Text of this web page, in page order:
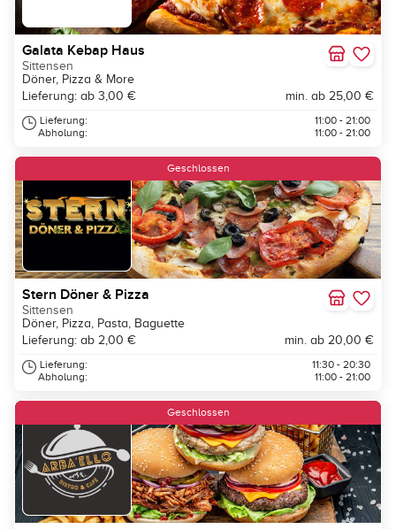
Galata Kebap Haus
Sittensen
Döner, Pizza & More
Lieferung: ab 3,00 €
min. ab 25,00 €
Lieferung:
Abholung:
11:00 - 21:00
11:00 - 21:00
Geschlossen
Stern Döner & Pizza
Sittensen
Döner, Pizza, Pasta, Baguette
Lieferung: ab 2,00 €
min. ab 20,00 €
Lieferung:
Abholung:
11:30 - 20:30
11:00 - 21:00
Geschlossen